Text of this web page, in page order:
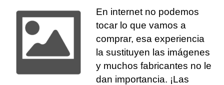
En internet no podemos
tocar lo que vamos a
comprar, esa experiencia
la sustituyen las imágenes
y muchos fabricantes no le
dan importancia. ¡Las